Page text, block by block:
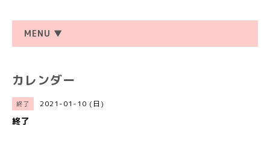
MENU ▼
カレンダー
終了 2021-01-10 (日)
終了